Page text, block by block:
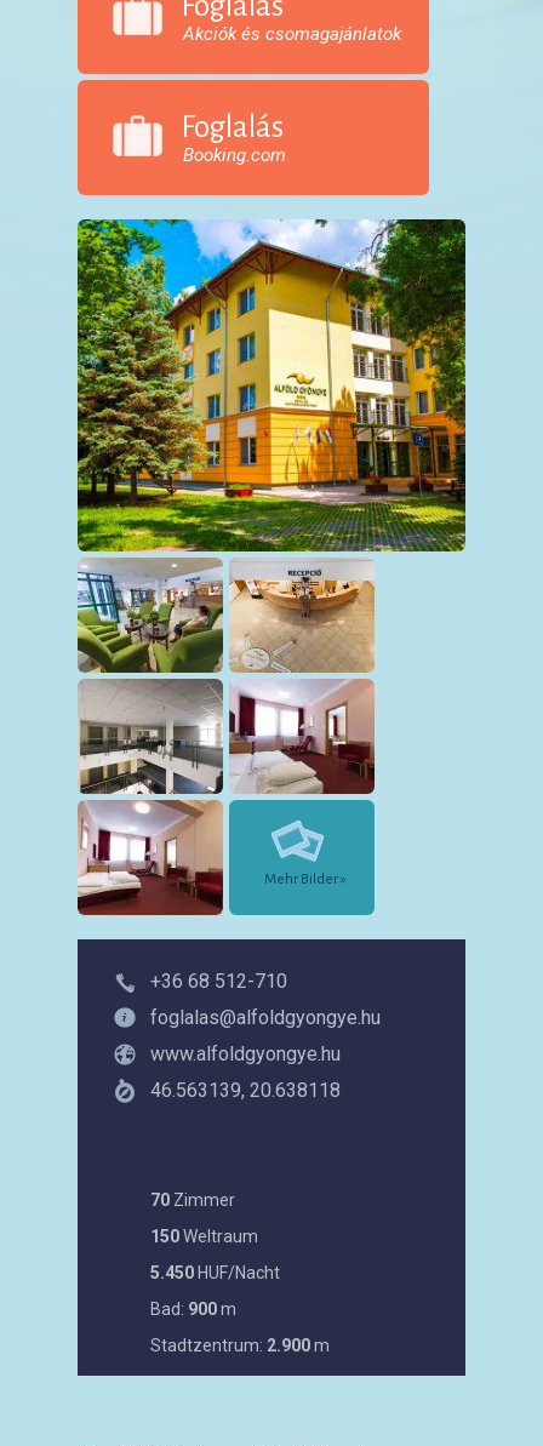
Akciók és csomagajánlatok
Foglalás
Booking.com
Mehr Bilder »
+36 68 512-710
foglalas@alfoldgyongye.hu
www.alfoldgyongye.hu
46.563139, 20.638118
70 Zimmer
150Weltraum
5.450 HUF/Nacht
Bad: 900m
Stadtzentrum: 2.900m